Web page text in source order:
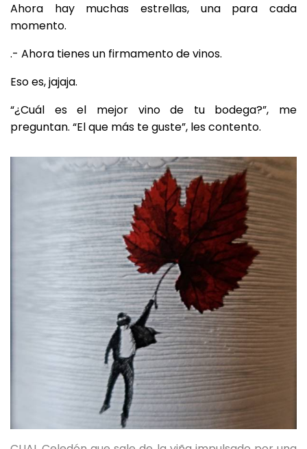
Ahora hay muchas estrellas, una para cada
momento.
.- Ahora tienes un firmamento de vinos.
Eso es, jajaja.
“¿Cuál es el mejor vino de tu bodega?”, me
preguntan. “El que más te guste”, les contento.